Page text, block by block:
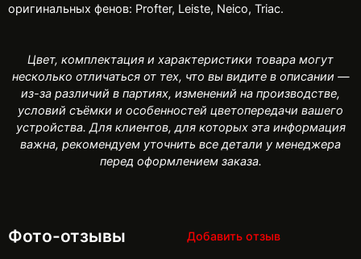
оригинальных фенов: Profter, Leiste, Neico, Triac.
Цвет, комплектация и характеристики товара могут
несколько отличаться от тех, что вы видите в описании —
из-за различий в партиях, изменений на производстве,
условий съёмки и особенностей цветопередачи вашего
устройства. Для клиентов, для которых эта информация
важна, рекомендуем уточнить все детали у менеджера
перед оформлением заказа.
Фото-отзывы Добавить отзыв